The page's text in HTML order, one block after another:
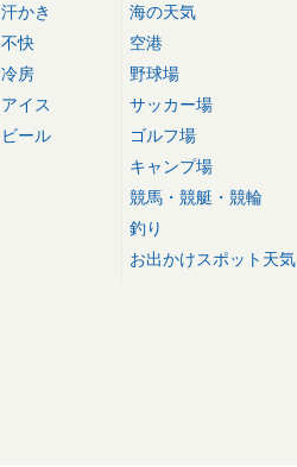
汗かき
不快
冷房
アイス
ビール
海の天気
空港
野球場
サッカー場
ゴルフ場
キャンプ場
競馬・競艇・競輪
釣り
お出かけスポット天気